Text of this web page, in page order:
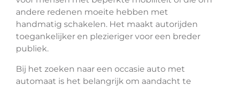
andere redenen moeite hebben met
handmatig schakelen. Het maakt autorijden
toegankelijker en plezieriger voor een breder
publiek.
Bij het zoeken naar een occasie auto met
automaat is het belangrijk om aandacht te